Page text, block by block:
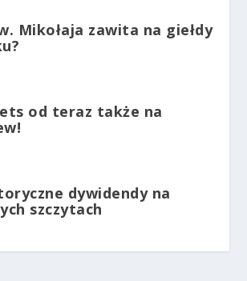
Mikołaja zawita na giełdy
od teraz także na
dywidendy na
szczytach